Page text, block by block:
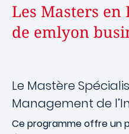
Les Masters
de emlyon
Le Mastère
Management de
Ce programme offre un